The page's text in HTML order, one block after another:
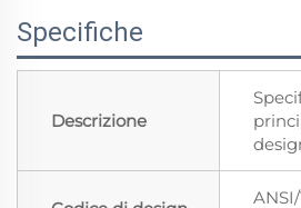
Specifiche
Descrizione